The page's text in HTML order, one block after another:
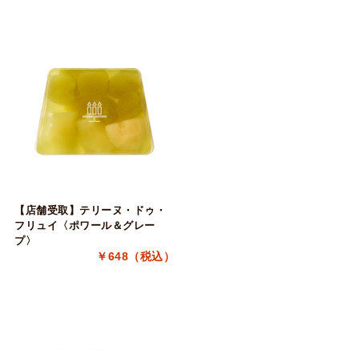
【店舗受取】テリーヌ・ドゥ・
フリュイ〈ポワール＆グレー
プ〉
￥648（税込）